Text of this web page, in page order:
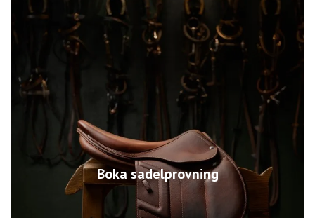
Boka sadelprovning